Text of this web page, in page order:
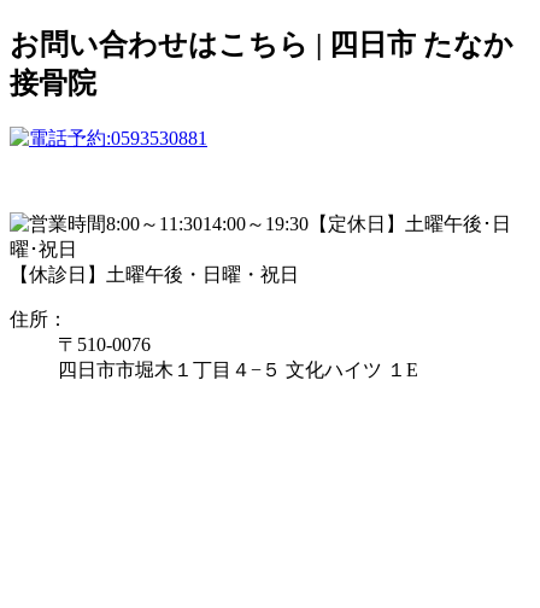
お問い合わせはこちら | 四日市 たなか
接骨院
【休診日】土曜午後・日曜・祝日
住所：
〒510-0076
四日市市堀木１丁目４−５ 文化ハイツ １E